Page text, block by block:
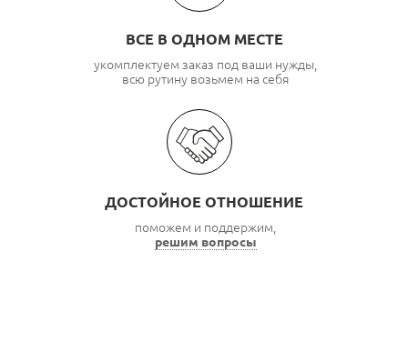
ВСЕ В ОДНОМ МЕСТЕ
укомплектуем заказ под ваши нужды,
всю рутину возьмем на себя
ДОСТОЙНОЕ ОТНОШЕНИЕ
поможем и поддержим,
решим вопросы